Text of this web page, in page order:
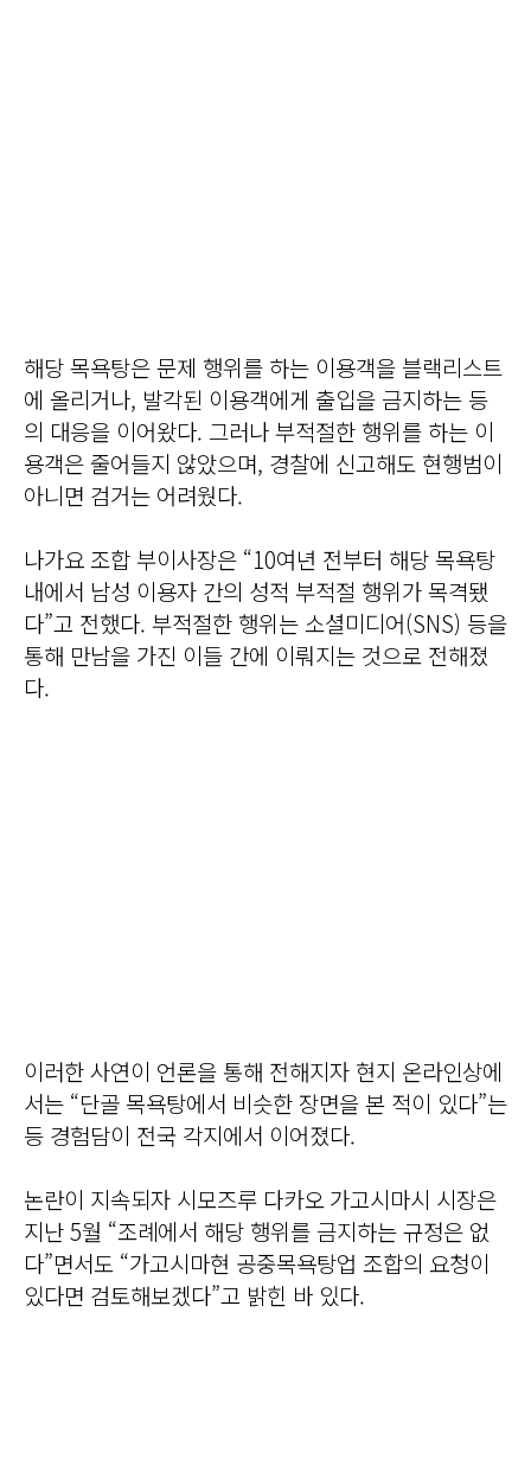
해당 목욕탕은 문제 행위를 하는 이용객을 블랙리스트
에 올리거나, 발각된 이용객에게 출입을 금지하는 등
의 대응을 이어왔다. 그러나 부적절한 행위를 하는 이
용객은 줄어들지 않았으며, 경찰에 신고해도 현행범이
아니면 검거는 어려웠다.
나가요 조합 부이사장은 “10여년 전부터 해당 목욕탕
내에서 남성 이용자 간의 성적 부적절 행위가 목격됐
다”고 전했다. 부적절한 행위는 소셜미디어(SNS) 등을
통해 만남을 가진 이들 간에 이뤄지는 것으로 전해졌
다.
이러한 사연이 언론을 통해 전해지자 현지 온라인상에
서는 “단골 목욕탕에서 비슷한 장면을 본 적이 있다”는
등 경험담이 전국 각지에서 이어졌다.
논란이 지속되자 시모즈루 다카오 가고시마시 시장은
지난 5월 “조례에서 해당 행위를 금지하는 규정은 없
다”면서도 “가고시마현 공중목욕탕업 조합의 요청이
있다면 검토해보겠다”고 밝힌 바 있다.